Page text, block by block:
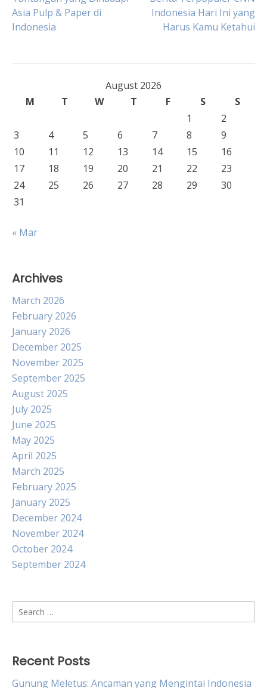
navigation
Asia Pulp & Paper di
Indonesia
Indonesia Hari Ini yang
Harus Kamu Ketahui
August 2026
M
T W T F S
S
1
2
3
4 5 6 7 8
9
10
11 12 13 14 15
16
17
18 19 20 21 22
23
24
25 26 27 28 29
30
31
« Mar
Archives
March 2026
February 2026
January 2026
December 2025
November 2025
September 2025
August 2025
July 2025
June 2025
May 2025
April 2025
March 2025
February 2025
January 2025
December 2024
November 2024
October 2024
September 2024
Search
for:
Recent Posts
Gunung Meletus: Ancaman yang Mengintai Indonesia